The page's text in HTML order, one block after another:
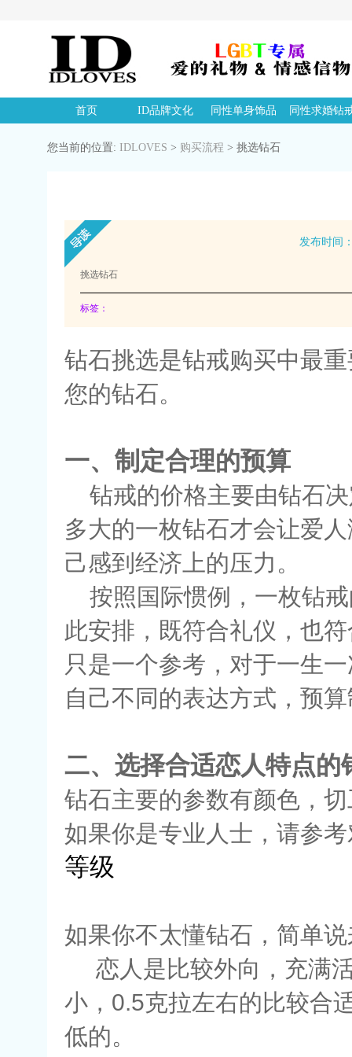
首页 ID品牌文化 同性单身饰品 同性求婚钻
您当前的位置: IDLOVES > 购买流程 > 挑选钻石
发布时间
挑选钻石
标签：
钻石挑选是钻戒购买中最
您的钻石。
一、制定合理的预算
钻戒的价格主要由钻石决
多大的一枚钻石才会让爱
己感到经济上的压力。
按照国际惯例，一枚钻戒
此安排，既符合礼仪，也
只是一个参考，对于一生
自己不同的表达方式，预
二、选择合适恋人特点的
钻石主要的参数有颜色，
如果你是专业人士，请参
等级
如果你不太懂钻石，简单
恋人是比较外向，充满
小，0.5克拉左右的比较合
低的。